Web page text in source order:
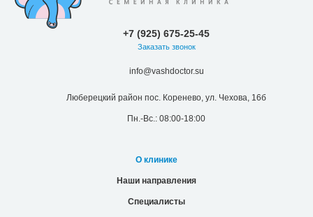
+7 (925) 675-25-45
Заказать звонок
info@vashdoctor.su
Люберецкий район пос. Коренево, ул. Чехова, 16б
Пн.-Вс.: 08:00-18:00
О клинике
Наши направления
Специалисты